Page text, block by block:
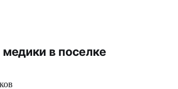
в поселке